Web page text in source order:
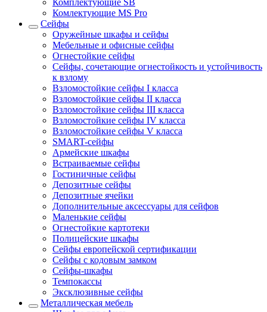
Комлектующие MS Pro
Сейфы
Оружейные шкафы и сейфы
Мебельные и офисные сейфы
Огнестойкие сейфы
Сейфы, сочетающие огнестойкость и устойчивость
к взлому
Взломостойкие сейфы I класса
Взломостойкие сейфы II класса
Взломостойкие сейфы III класса
Взломостойкие сейфы IV класса
Взломостойкие сейфы V класса
SMART-сейфы
Армейские шкафы
Встраиваемые сейфы
Гостиничные сейфы
Депозитные сейфы
Депозитные ячейки
Дополнительные аксессуары для сейфов
Маленькие сейфы
Огнестойкие картотеки
Полицейские шкафы
Сейфы европейской сертификации
Сейфы с кодовым замком
Сейфы-шкафы
Темпокассы
Эксклюзивные сейфы
Металлическая мебель